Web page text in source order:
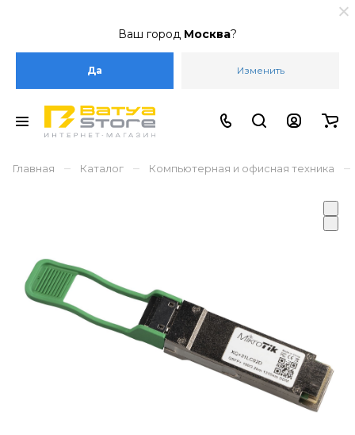
Ваш город Москва?
Да Изменить
Главная – Каталог – Компьютерная и офисная техника –